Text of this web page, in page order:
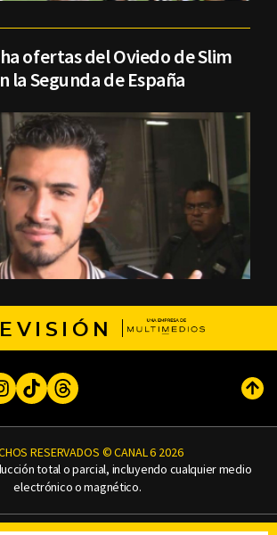
ofertas del Oviedo de Slim
la Segunda de España
Instagram
TikTokThreads
RESERVADOS © CANAL 6 2026
total o parcial, incluyendo cualquier medio
electrónico o magnético.